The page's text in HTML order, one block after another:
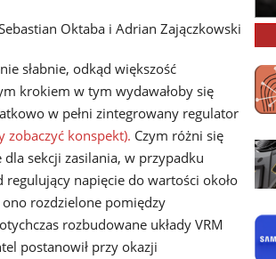
Oktaba i Adrian Zajączkowski
słabnie, odkąd większość
krokiem w tym wydawałoby się
w pełni zintegrowany regulator
zobaczyć konspekt). Czym różni się
dla sekcji zasilania, w przypadku
napięcie do wartości około
ono rozdzielone pomiędzy
rozbudowane układy VRM
postanowił przy okazji